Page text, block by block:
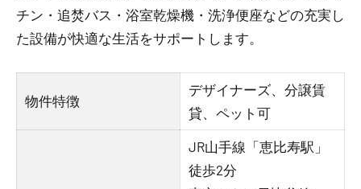
チン・追焚バス・浴室乾燥機・洗浄便座などの充実し
た設備が快適な生活をサポートします。
物件特徴
デザイナーズ、分譲賃
貸、ペット可
JR山手線「恵比寿駅」
徒歩2分